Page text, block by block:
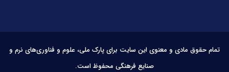
تمام حقوق مادی و معنوی این سایت برای پارک ملی، علوم و فناوری‌های نرم و
صنایع فرهنگی محفوظ است.